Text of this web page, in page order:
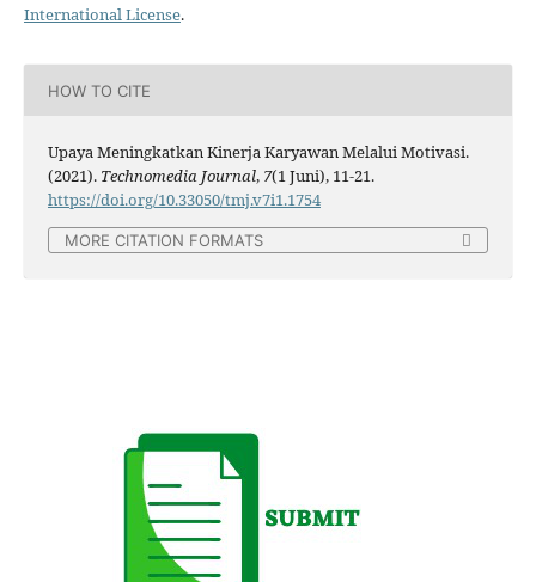
International License.
HOW TO CITE
Upaya Meningkatkan Kinerja Karyawan Melalui Motivasi.
(2021). Technomedia Journal, 7(1 Juni), 11-21.
https://doi.org/10.33050/tmj.v7i1.1754
MORE CITATION FORMATS